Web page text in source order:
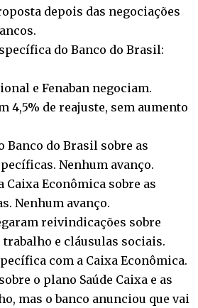
depois das negociações
do Banco do Brasil:
e Fenaban negociam.
4,5% de reajuste, sem aumento
Banco do Brasil sobre as
Nenhum avanço.
Caixa Econômica sobre as
Nenhum avanço.
reivindicações sobre
trabalho e cláusulas sociais.
com a Caixa Econômica.
o plano Saúde Caixa e as
mas o banco anunciou que vai